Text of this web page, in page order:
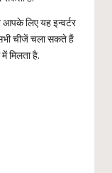
लिए यह इन्वर्टर
चीजें चला सकते हैं
मिलता है.